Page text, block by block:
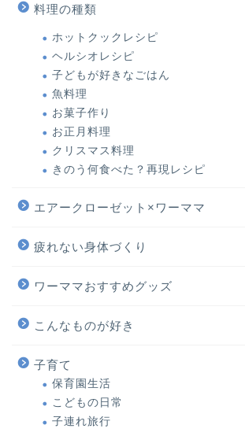
料理の種類
ホットクックレシピ
ヘルシオレシピ
子どもが好きなごはん
魚料理
お菓子作り
お正月料理
クリスマス料理
きのう何食べた？再現レシピ
エアークローゼット×ワーママ
疲れない身体づくり
ワーママおすすめグッズ
こんなものが好き
子育て
保育園生活
こどもの日常
子連れ旅行